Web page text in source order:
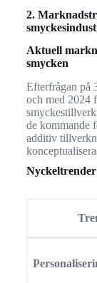
2.
Aktuell
smycken
Efterfrågan på
och med 2024
de kommande
additiv